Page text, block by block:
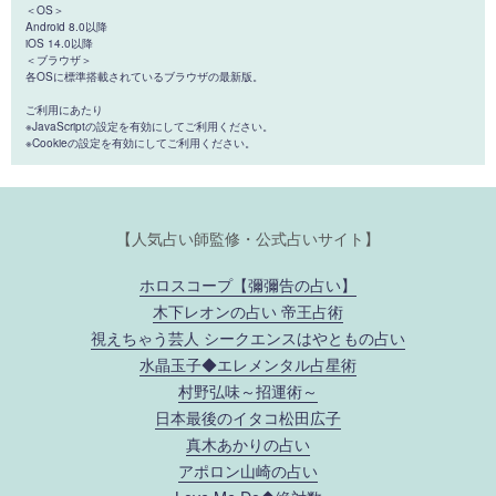
＜OS＞
Android 8.0以降
iOS 14.0以降
＜ブラウザ＞
各OSに標準搭載されているブラウザの最新版。
ご利用にあたり
※JavaScriptの設定を有効にしてご利用ください。
※Cookieの設定を有効にしてご利用ください。
【人気占い師監修・公式占いサイト】
ホロスコープ【彌彌告の占い】
木下レオンの占い 帝王占術
視えちゃう芸人 シークエンスはやともの占い
水晶玉子◆エレメンタル占星術
村野弘味～招運術～
日本最後のイタコ松田広子
真木あかりの占い
アポロン山崎の占い